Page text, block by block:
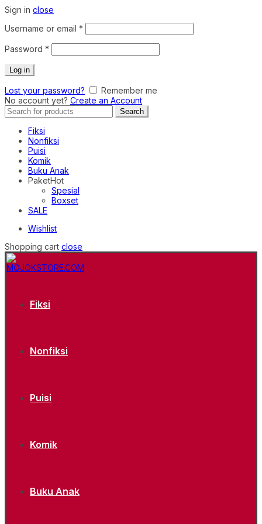
Sign in close
Username or email *
Password *
Log in
Lost your password?
Remember me
No account yet? Create an Account
Search
for:
Search
Fiksi
Nonfiksi
Puisi
Komik
Buku Anak
PaketHot
Spesial
Boxset
SALE
Wishlist
Shopping cart close
Fiksi
Nonfiksi
Puisi
Komik
Buku Anak